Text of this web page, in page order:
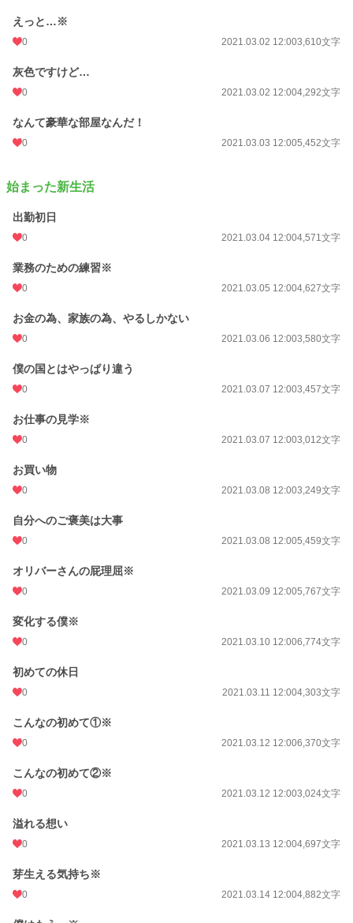
累計ポイント
えっと…※
0 2021.03.02 12:003,610文字
灰色ですけど…
0 2021.03.02 12:004,292文字
なんて豪華な部屋なんだ！
0 2021.03.03 12:005,452文字
始まった新生活
出勤初日
0 2021.03.04 12:004,571文字
業務のための練習※
0 2021.03.05 12:004,627文字
お金の為、家族の為、やるしかない
0 2021.03.06 12:003,580文字
僕の国とはやっぱり違う
0 2021.03.07 12:003,457文字
お仕事の見学※
0 2021.03.07 12:003,012文字
お買い物
0 2021.03.08 12:003,249文字
自分へのご褒美は大事
0 2021.03.08 12:005,459文字
オリバーさんの屁理屈※
0 2021.03.09 12:005,767文字
変化する僕※
0 2021.03.10 12:006,774文字
初めての休日
0 2021.03.11 12:004,303文字
こんなの初めて①※
0 2021.03.12 12:006,370文字
こんなの初めて②※
0 2021.03.12 12:003,024文字
溢れる想い
0 2021.03.13 12:004,697文字
芽生える気持ち※
0 2021.03.14 12:004,882文字